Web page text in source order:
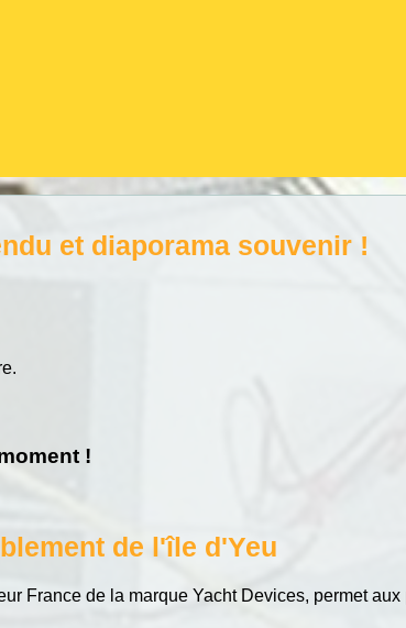
et diaporama souvenir !
!
de l'île d'Yeu
France de la marque Yacht Devices, permet